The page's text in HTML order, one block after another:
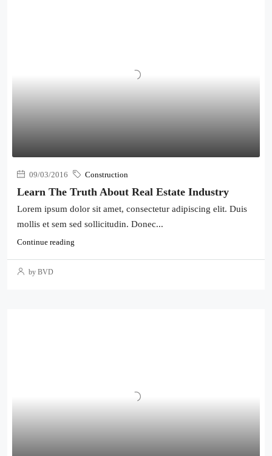
09/03/2016 Construction
Learn The Truth About Real Estate Industry
Lorem ipsum dolor sit amet, consectetur adipiscing elit. Duis
mollis et sem sed sollicitudin. Donec...
Continue reading
by BVD